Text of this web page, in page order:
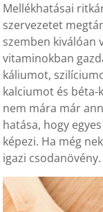
Mellékhatásai
szervezetet
szemben kiválóan
vitaminokban
káliumot,
kalciumot és
nem mára már
hatása, hogy egyes
képezi. Ha még
igazi csodanövény.